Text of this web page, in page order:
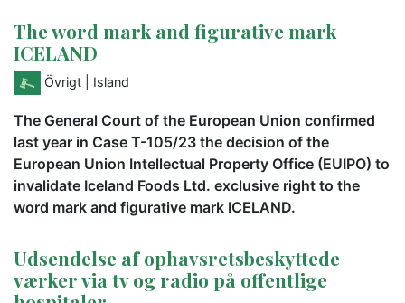
The word mark and figurative mark
ICELAND
Övrigt | Island
The General Court of the European Union confirmed
last year in Case T-105/23 the decision of the
European Union Intellectual Property Office (EUIPO) to
invalidate Iceland Foods Ltd. exclusive right to the
word mark and figurative mark ICELAND.
Udsendelse af ophavsretsbeskyttede
værker via tv og radio på offentlige